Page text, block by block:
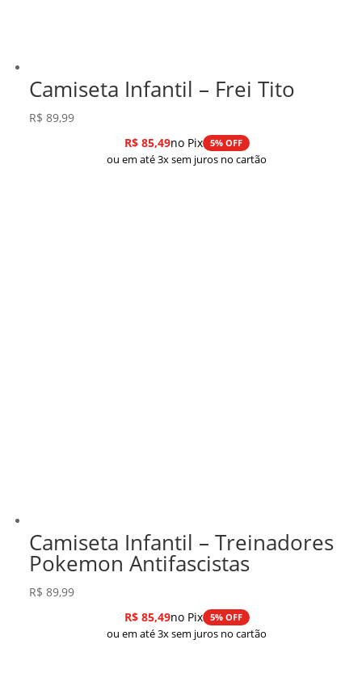
Camiseta Infantil – Frei Tito
R$ 89,99
R$85,49no Pix 5% OFF
ou em até 3x sem juros no cartão
Camiseta Infantil – Treinadores
Pokemon Antifascistas
R$ 89,99
R$85,49no Pix 5% OFF
ou em até 3x sem juros no cartão